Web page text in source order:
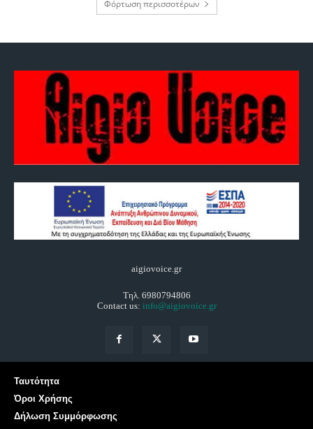
Φόρτωση περισσοτέρων
aigiovoice.gr
Τηλ. 6980794806
Contact us: info@aigiovoice.gr
Ταυτότητα
Όροι Χρήσης
Δήλωση Συμμόρφωσης